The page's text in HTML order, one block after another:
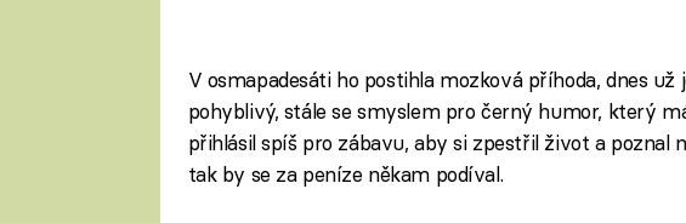
V osmapadesáti ho postihla mozková příhoda, dnes už
pohyblivý, stále se smyslem pro černý humor, který
přihlásil spíš pro zábavu, aby si zpestřil život a poznal
tak by se za peníze někam podíval.